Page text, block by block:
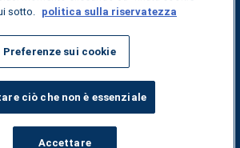
Informativa sulla privacy
sotto. politica sulla riservatezza
Preferenze sui cookie
ciò che non è essenziale
Accettare